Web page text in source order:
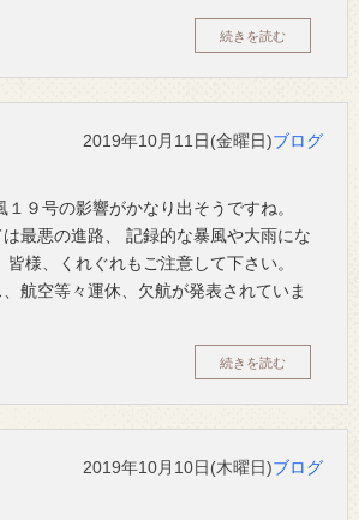
続きを読む
2019年10月11日(金曜日)ブログ
１９号の影響がかなり出そうですね。
最悪の進路、 記録的な暴風や大雨にな
様、くれぐれもご注意して下さい。
航空等々運休、欠航が発表されていま
続きを読む
2019年10月10日(木曜日)ブログ